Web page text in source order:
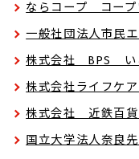
ならコープ コープ
一般社団法人市民
株式会社 BPS い
株式会社ライフケ
株式会社 近鉄百
国立大学法人奈良